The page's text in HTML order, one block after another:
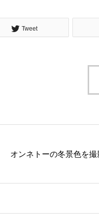
Tweet
オンネトーの冬景色を撮